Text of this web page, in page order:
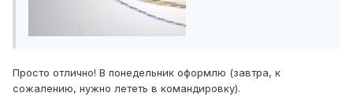
Просто отлично! В понедельник оформлю (завтра, к
сожалению, нужно лететь в командировку).